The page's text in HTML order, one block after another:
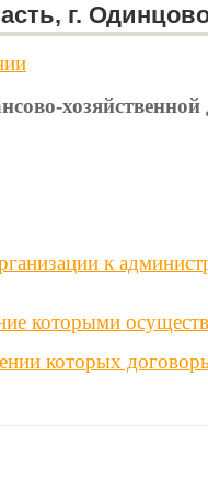
г.
к
которыми
которых